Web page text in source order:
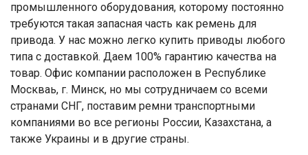
промышленного оборудования, которому постоянно
требуются такая запасная часть как ремень для
привода. У нас можно легко купить приводы любого
типа с доставкой. Даем 100% гарантию качества на
товар. Офис компании расположен в Республике
Москваь, г. Минск, но мы сотрудничаем со всеми
странами СНГ, поставим ремни транспортными
компаниями во все регионы России, Казахстана, а
также Украины и в другие страны.